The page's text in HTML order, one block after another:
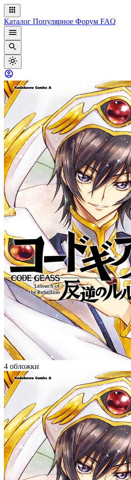
Каталог Популярное Форум FAQ
4 обложки